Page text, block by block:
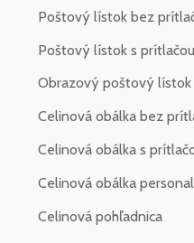
Poštový lístok bez
Poštový lístok s prítlačou
Obrazový poštový lístok
Celinová obálka bez
Celinová obálka s
Celinová obálka
Celinová pohľadnica